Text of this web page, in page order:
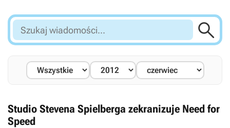
Szukaj
wiadomości...

Studio Stevena Spielberga zekranizuje Need for
Speed